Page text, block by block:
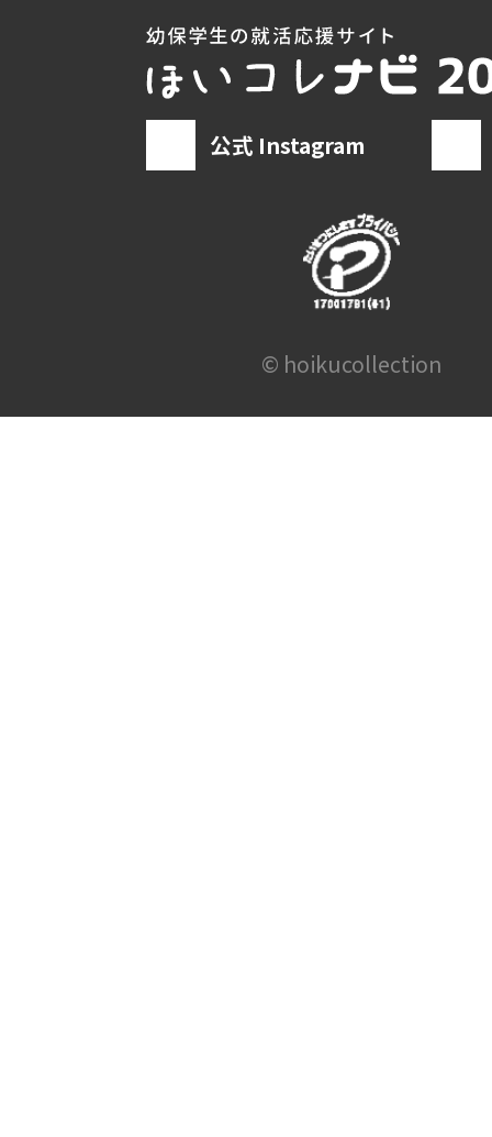
公式 Instagram
© hoikucollection